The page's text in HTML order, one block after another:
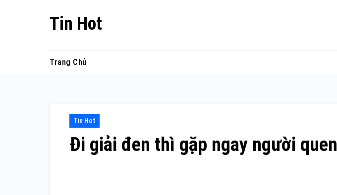
Tin Hot
Trang Chủ
Tin Hot
Đi giải đen thì gặp ngay người quen